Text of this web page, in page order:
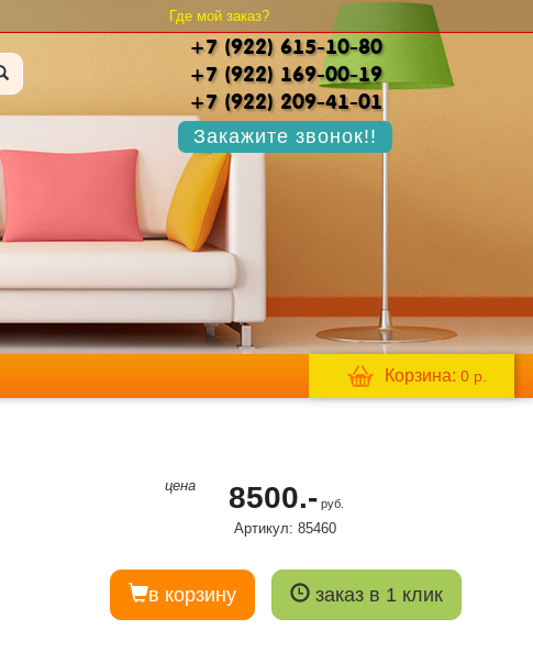
Где мой заказ?
+7 (922) 615-10-80
+7 (922) 169-00-19
+7 (922) 209-41-01
Закажите звонок!!
Корзина: 0 р.
цена 8500.-руб.
Артикул: 85460
в корзину заказ в 1 клик